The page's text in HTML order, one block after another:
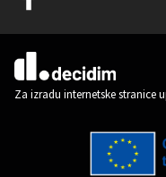
(Vanjska poveznica)
Za izradu internetske stranice